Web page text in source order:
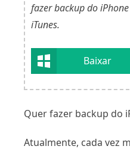
fazer backup do
iTunes.
Baixar
Quer fazer backup do
Atualmente, cada vez